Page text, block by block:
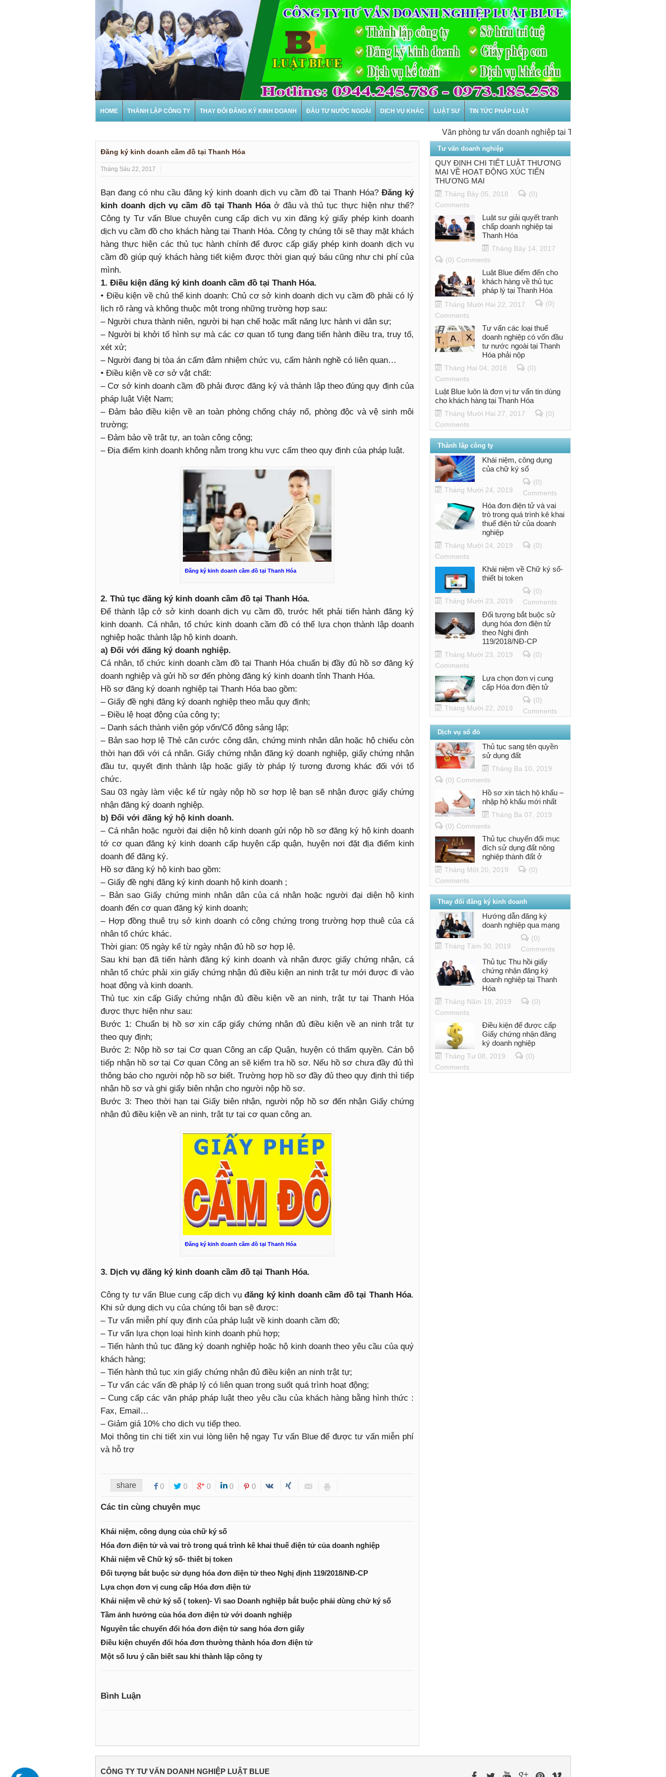
HOME THÀNH LẬP CÔNG TY THAY ĐỔI ĐĂNG KÝ KINH DOANH ĐẦU TƯ NƯỚC NGOÀI DỊCH VỤ KHÁC LUẬT SƯ TIN TỨC PHÁP LUẬT
Văn phòng tư vấn doanh nghiệp tại Thanh Hóa
Đăng ký kinh doanh cầm đồ tại Thanh Hóa
Tháng Sáu 22, 2017
Bạn đang có nhu cầu đăng ký kinh doanh dịch vụ cầm đồ tại Thanh Hóa? Đăng ký
kinh doanh dịch vụ cầm đồ tại Thanh Hóaở đâu và thủ tục thực hiện như thế?
Công ty Tư vấn Blue chuyên cung cấp dịch vụ xin đăng ký giấy phép kinh doanh
dịch vụ cầm đồ cho khách hàng tại Thanh Hóa. Công ty chúng tôi sẽ thay mặt khách
hàng thực hiện các thủ tục hành chính để được cấp giấy phép kinh doanh dịch vụ
cầm đồ giúp quý khách hàng tiết kiệm được thời gian quý báu cũng như chi phí của
mình.
1. Điều kiện đăng ký kinh doanh cầm đồ tại Thanh Hóa.
• Điều kiện về chủ thể kinh doanh: Chủ cơ sở kinh doanh dịch vụ cầm đồ phải có lý
lịch rõ ràng và không thuộc một trong những trường hợp sau:
– Người chưa thành niên, người bị hạn chế hoặc mất năng lực hành vi dân sự;
– Người bị khởi tố hình sự mà các cơ quan tố tụng đang tiến hành điều tra, truy tố,
xét xử;
– Người đang bị tòa án cấm đảm nhiệm chức vụ, cấm hành nghề có liên quan…
• Điều kiện về cơ sở vật chất:
– Cơ sở kinh doanh cầm đồ phải được đăng ký và thành lập theo đúng quy định của
pháp luật Việt Nam;
– Đảm bảo điều kiện về an toàn phòng chống cháy nổ, phòng độc và vệ sinh môi
trường;
– Đảm bảo về trật tự, an toàn công cộng;
– Địa điểm kinh doanh không nằm trong khu vực cấm theo quy định của pháp luật.
Đăng ký kinh doanh cầm đồ tại Thanh Hóa
2. Thủ tục đăng ký kinh doanh cầm đồ tại Thanh Hóa.
Để thành lập cở sở kinh doanh dịch vụ cầm đồ, trước hết phải tiến hành đăng ký
kinh doanh. Cá nhân, tổ chức kinh doanh cầm đồ có thể lựa chọn thành lập doanh
nghiệp hoặc thành lập hộ kinh doanh.
a) Đối với đăng ký doanh nghiệp.
Cá nhân, tổ chức kinh doanh cầm đồ tại Thanh Hóa chuẩn bị đầy đủ hồ sơ đăng ký
doanh nghiệp và gửi hồ sơ đến phòng đăng ký kinh doanh tỉnh Thanh Hóa.
Hồ sơ đăng ký doanh nghiệp tại Thanh Hóa bao gồm:
– Giấy đề nghị đăng ký doanh nghiệp theo mẫu quy định;
– Điều lệ hoạt động của công ty;
– Danh sách thành viên góp vốn/Cổ đông sảng lập;
– Bản sao hợp lệ Thẻ căn cước công dân, chứng minh nhân dân hoặc hộ chiếu còn
thời hạn đối với cá nhân. Giấy chứng nhận đăng ký doanh nghiệp, giấy chứng nhận
đầu tư, quyết định thành lập hoặc giấy tờ pháp lý tương đương khác đối với tổ
chức.
Sau 03 ngày làm việc kể từ ngày nộp hồ sơ hợp lệ bạn sẽ nhận được giấy chứng
nhận đăng ký doanh nghiệp.
b) Đối với đăng ký hộ kinh doanh.
– Cá nhân hoặc người đại diện hộ kinh doanh gửi nộp hồ sơ đăng ký hộ kinh doanh
tớ cơ quan đăng ký kinh doanh cấp huyện cấp quận, huyện nơi đặt địa điểm kinh
doanh để đăng ký.
Hồ sơ đăng ký hộ kinh bao gồm:
– Giấy đề nghị đăng ký kinh doanh hộ kinh doanh ;
– Bản sao Giấy chứng minh nhân dân của cá nhân hoặc người đại diện hộ kinh
doanh đến cơ quan đăng ký kinh doanh;
– Hợp đồng thuê trụ sở kinh doanh có công chứng trong trường hợp thuê của cá
nhân tổ chức khác.
Thời gian: 05 ngày kể từ ngày nhận đủ hồ sơ hợp lệ.
Sau khi bạn đã tiến hành đăng ký kinh doanh và nhận được giấy chứng nhận, cá
nhân tổ chức phải xin giấy chứng nhận đủ điều kiện an ninh trật tự mới được đi vào
hoạt động và kinh doanh.
Thủ tục xin cấp Giấy chứng nhận đủ điều kiện về an ninh, trật tự tại Thanh Hóa
được thực hiện như sau:
Bước 1: Chuẩn bị hồ sơ xin cấp giấy chứng nhận đủ điều kiện về an ninh trật tự
theo quy định;
Bước 2: Nộp hồ sơ tại Cơ quan Công an cấp Quận, huyện có thẩm quyền. Cán bộ
tiếp nhận hồ sơ tại Cơ quan Công an sẽ kiểm tra hồ sơ. Nếu hồ sơ chưa đầy đủ thì
thông báo cho người nộp hồ sơ biết. Trường hợp hồ sơ đầy đủ theo quy định thì tiếp
nhận hồ sơ và ghi giấy biên nhận cho người nộp hồ sơ.
Bước 3: Theo thời hạn tại Giấy biên nhận, người nộp hồ sơ đến nhận Giấy chứng
nhận đủ điều kiện về an ninh, trật tự tại cơ quan công an.
Đăng ký kinh doanh cầm đồ tại Thanh Hóa
3. Dịch vụ đăng ký kinh doanh cầm đồ tại Thanh Hóa.
Công ty tư vấn Blue cung cấp dịch vụđăng ký kinh doanh cầm đồ tại Thanh Hóa.
Khi sử dụng dịch vụ của chúng tôi bạn sẽ được:
– Tư vấn miễn phí quy định của pháp luật về kinh doanh cầm đồ;
– Tư vấn lựa chọn loại hình kinh doanh phù hợp;
– Tiến hành thủ tục đăng ký doanh nghiệp hoặc hộ kinh doanh theo yêu cầu của quý
khách hàng;
– Tiến hành thủ tục xin giấy chứng nhận đủ điều kiện an ninh trật tự;
– Tư vấn các vấn đề pháp lý có liên quan trong suốt quá trình hoạt động;
– Cung cấp các văn pháp pháp luật theo yêu cầu của khách hàng bằng hình thức :
Fax, Email…
– Giảm giá 10% cho dịch vụ tiếp theo.
Mọi thông tin chi tiết xin vui lòng liên hệ ngay Tư vấn Blue để được tư vấn miễn phí
và hỗ trợ
share 0 0 0 0 0
Các tin cùng chuyên mục
Khái niệm, công dụng của chữ ký số
Hóa đơn điện tử và vai trò trong quá trình kê khai thuế điện tử của doanh nghiệp
Khái niệm về Chữ ký số- thiết bị token
Đối tượng bắt buộc sử dụng hóa đơn điện tử theo Nghị định 119/2018/NĐ-CP
Lựa chọn đơn vị cung cấp Hóa đơn điện tử
Khái niệm về chử ký số ( token)- Vì sao Doanh nghiệp bắt buộc phải dùng chử ký số
Tầm ảnh hưởng của hóa đơn điện tử với doanh nghiệp
Nguyên tắc chuyển đổi hóa đơn điện tử sang hóa đơn giấy
Điều kiện chuyển đổi hóa đơn thường thành hóa đơn điện tử
Một số lưu ý cần biết sau khi thành lập công ty
Bình Luận
Tư vấn doanh nghiệp
QUY ĐỊNH CHI TIẾT LUẬT THƯƠNG
MẠI VỀ HOẠT ĐỘNG XÚC TIẾN
THƯƠNG MẠI
Tháng Bảy 05, 2018
(0)
Comments
Luật sư giải quyết tranh
chấp doanh nghiệp tại
Thanh Hóa
Tháng Bảy 14, 2017
(0) Comments
Luật Blue điểm đến cho
khách hàng về thủ tục
pháp lý tại Thanh Hóa
Tháng Mười Hai 22, 2017
(0)
Comments
Tư vấn các loại thuế
doanh nghiệp có vốn đầu
tư nước ngoài tại Thanh
Hóa phải nộp
Tháng Hai 04, 2018
(0)
Comments
Luật Blue luôn là đơn vị tư vấn tin dùng
cho khách hàng tại Thanh Hóa
Tháng Mười Hai 27, 2017
(0)
Comments
Thành lập công ty
Khái niệm, công dụng
của chữ ký số
Tháng Mười 24, 2019
(0)
Comments
Hóa đơn điện tử và vai
trò trong quá trình kê khai
thuế điện tử của doanh
nghiệp
Tháng Mười 24, 2019
(0)
Comments
Khái niệm về Chữ ký số-
thiết bị token
Tháng Mười 23, 2019
(0)
Comments
Đối tượng bắt buộc sử
dụng hóa đơn điện tử
theo Nghị định
119/2018/NĐ-CP
Tháng Mười 23, 2019
(0)
Comments
Lựa chọn đơn vị cung
cấp Hóa đơn điện tử
Tháng Mười 22, 2019
(0)
Comments
Dịch vụ sổ đỏ
Thủ tục sang tên quyền
sử dụng đất
Tháng Ba 10, 2019
(0) Comments
Hồ sơ xin tách hộ khẩu –
nhập hộ khẩu mới nhất
Tháng Ba 07, 2019
(0) Comments
Thủ tục chuyển đổi mục
đích sử dụng đất nông
nghiệp thành đất ở
Tháng Một 20, 2019
(0)
Comments
Thay đổi đăng ký kinh doanh
Hướng dẫn đăng ký
doanh nghiệp qua mạng
Tháng Tám 30, 2019
(0)
Comments
Thủ tục Thu hồi giấy
chứng nhận đăng ký
doanh nghiệp tại Thanh
Hóa
Tháng Năm 19, 2019
(0)
Comments
Điều kiện để được cấp
Giấy chứng nhận đăng
ký doanh nghiệp
Tháng Tư 08, 2019
(0)
Comments
CÔNG TY TƯ VẤN DOANH NGHIỆP LUẬT BLUE